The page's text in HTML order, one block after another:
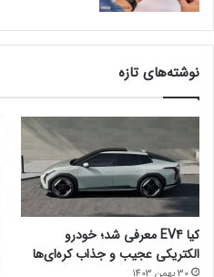
نوشته‌های تازه
کیا EV4 معرفی شد؛ خودرو
الکتریکی عجیب و جذاب کره‌ای‌ها
30 بهمن 1403